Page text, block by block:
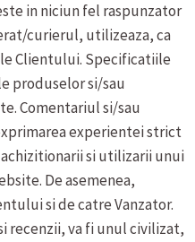
in niciun fel raspunzator
curierul, utilizeaza, ca
Clientului. Specificatiile
produselor si/sau
Comentariul si/sau
experientei strict
si utilizarii unui
De asemenea,
si de catre Vanzator.
recenzii, va fi unul civilizat,